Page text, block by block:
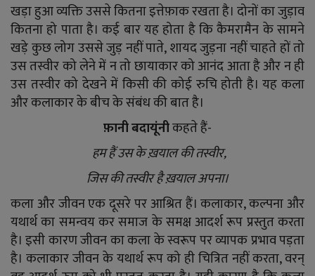
Language
English Hiindi
खड़ा हुआ व्यक्ति उससे कितना इत्तेफ़ाक रखता है। दोनों का जुड़ाव
कितना हो पाता है। कई बार यह होता है कि कैमरामैन के सामने
खड़े कुछ लोग उससे जुड़ नहीं पाते, शायद जुड़ना नहीं चाहते हों तो
उस तस्वीर को लेने में न तो छायाकार को आनंद आता है और न ही
उस तस्वीर को देखने में किसी की कोई रुचि होती है। यह कला
और कलाकार के बीच के संबंध की बात है।
फ़ानी बदायूंनीकहते हैं-
हम हैं उस के ख़याल की तस्वीर,
जिस की तस्वीर है ख़याल अपना।
कला और जीवन एक दूसरे पर आश्रित हैं। कलाकार, कल्पना और
यथार्थ का समन्वय कर समाज के समक्ष आदर्श रूप प्रस्तुत करता
है। इसी कारण जीवन का कला के स्वरूप पर व्यापक प्रभाव पड़ता
है। कलाकार जीवन के यथार्थ रूप को ही चित्रित नहीं करता, वरन्